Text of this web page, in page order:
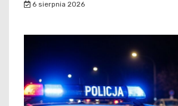
6 sierpnia 2026